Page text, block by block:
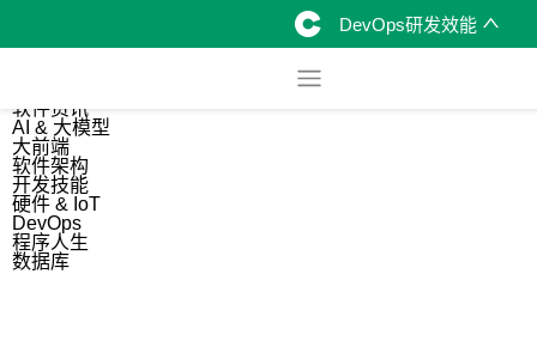
DevOps研发效能
软件资讯
AI & 大模型
大前端
软件架构
开发技能
硬件 & IoT
DevOps
程序人生
数据库